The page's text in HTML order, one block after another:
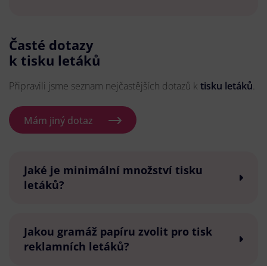
Časté dotazy
k tisku letáků
Připravili jsme seznam nejčastějších dotazů k tisku letáků.
Mám jiný dotaz
Jaké je minimální množství tisku
letáků?
Jakou gramáž papíru zvolit pro tisk
reklamních letáků?